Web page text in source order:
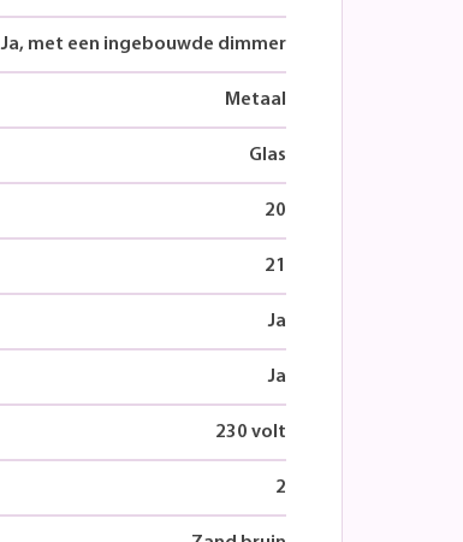
Ja, met een ingebouwde dimmer
Metaal
Glas
20
21
Ja
Ja
230 volt
2